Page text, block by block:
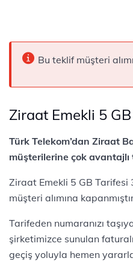
Bu teklif müşteri
Ziraat Emekli 5
Türk Telekom’dan Ziraat
müşterilerine çok
Ziraat Emekli 5 GB
müşteri alımına
Tarifeden numaranızı
şirketimizce sunulan
geçiş yoluyla hemen